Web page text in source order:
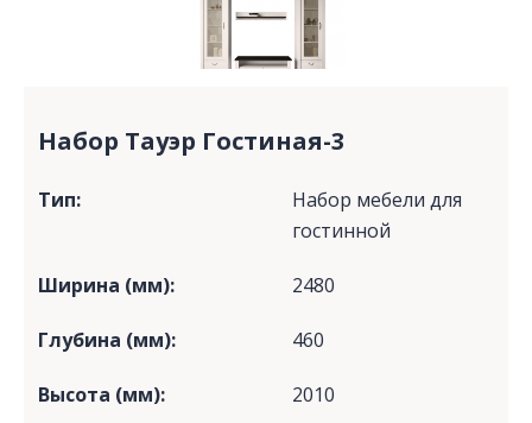
Набор Тауэр Гостиная-3
Тип:
Набор мебели для
гостинной
Ширина (мм): 2480
Глубина (мм): 460
Высота (мм): 2010